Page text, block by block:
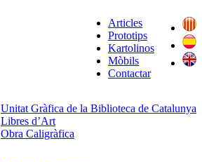
Articles
Prototips
Kartolinos
Mòbils
Contactar
Unitat Gràfica de la Biblioteca de Catalunya
Libres d’Art
Obra Caligràfica